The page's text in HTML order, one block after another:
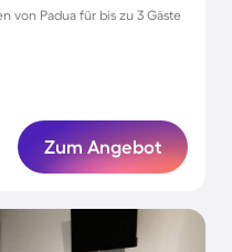
von Padua für bis zu 3 Gäste
Zum Angebot